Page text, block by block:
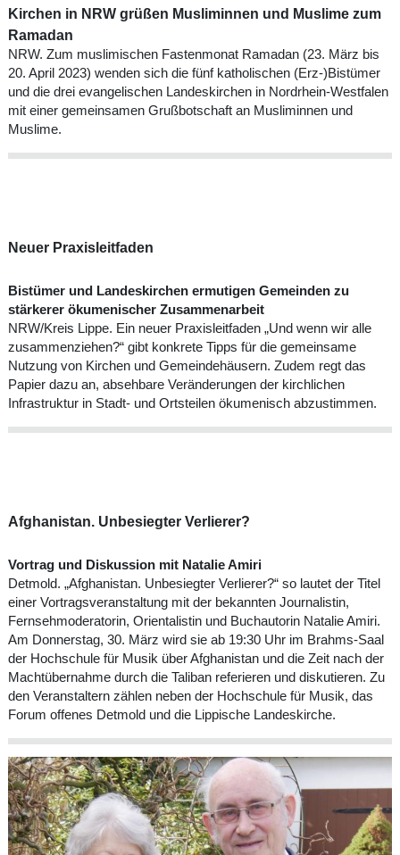
Kirchen in NRW grüßen Musliminnen und Muslime zum
Ramadan
NRW. Zum muslimischen Fastenmonat Ramadan (23. März bis
20. April 2023) wenden sich die fünf katholischen (Erz-)Bistümer
und die drei evangelischen Landeskirchen in Nordrhein-Westfalen
mit einer gemeinsamen Grußbotschaft an Musliminnen und
Muslime.
Neuer Praxisleitfaden
Bistümer und Landeskirchen ermutigen Gemeinden zu
stärkerer ökumenischer Zusammenarbeit
NRW/Kreis Lippe. Ein neuer Praxisleitfaden „Und wenn wir alle
zusammenziehen?“ gibt konkrete Tipps für die gemeinsame
Nutzung von Kirchen und Gemeindehäusern. Zudem regt das
Papier dazu an, absehbare Veränderungen der kirchlichen
Infrastruktur in Stadt- und Ortsteilen ökumenisch abzustimmen.
Afghanistan. Unbesiegter Verlierer?
Vortrag und Diskussion mit Natalie Amiri
Detmold. „Afghanistan. Unbesiegter Verlierer?“ so lautet der Titel
einer Vortragsveranstaltung mit der bekannten Journalistin,
Fernsehmoderatorin, Orientalistin und Buchautorin Natalie Amiri.
Am Donnerstag, 30. März wird sie ab 19:30 Uhr im Brahms-Saal
der Hochschule für Musik über Afghanistan und die Zeit nach der
Machtübernahme durch die Taliban referieren und diskutieren. Zu
den Veranstaltern zählen neben der Hochschule für Musik, das
Forum offenes Detmold und die Lippische Landeskirche.